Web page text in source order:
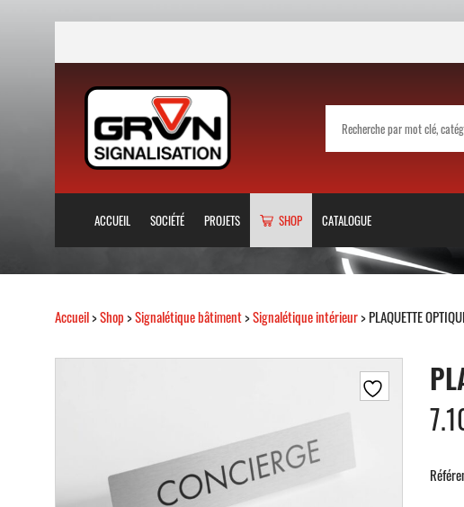
ACCUEIL SOCIÉTÉ PROJETS SHOP CATALOGUE
Accueil>Shop>Signalétique bâtiment>Signalétique intérieur> PLAQUETTE